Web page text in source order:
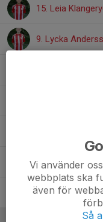
15. Leia
9. Lycka
27. Tora
35. Wilma
Vi använder
webbplats ska
även för
Så